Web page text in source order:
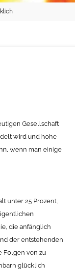
Gesellschaft
wird und hohe
wenn man einige
unter 25 Prozent,
die anfänglich
der entstehenden
Folgen von zu
glücklich